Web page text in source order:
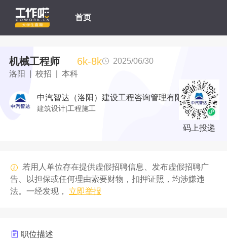
首页
机械工程师 6k-8k
2025/06/30
洛阳 | 校招 | 本科
中汽智达（洛阳）建设工程咨询管理有限公司
建筑设计|工程施工
码上投递
若用人单位存在提供虚假招聘信息、发布虚假招聘广
告、以担保或任何理由索要财物，扣押证照，均涉嫌违
法。一经发现，
立即举报
职位描述